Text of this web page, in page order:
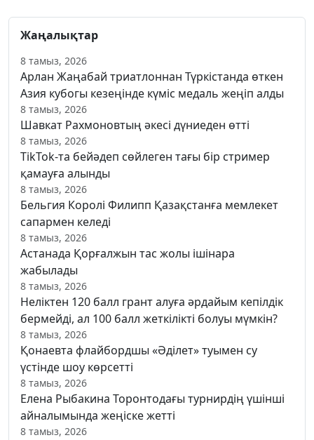
Жаңалықтар
8 тамыз, 2026
Арлан Жаңабай триатлоннан Түркістанда өткен
Азия кубогы кезеңінде күміс медаль жеңіп алды
8 тамыз, 2026
Шавкат Рахмоновтың әкесі дүниеден өтті
8 тамыз, 2026
TikTok-та бейәдеп сөйлеген тағы бір стример
қамауға алынды
8 тамыз, 2026
Бельгия Королі Филипп Қазақстанға мемлекет
сапармен келеді
8 тамыз, 2026
Астанада Қорғалжын тас жолы ішінара
жабылады
8 тамыз, 2026
Неліктен 120 балл грант алуға әрдайым кепілдік
бермейді, ал 100 балл жеткілікті болуы мүмкін?
8 тамыз, 2026
Қонаевта флайбордшы «Әділет» туымен су
үстінде шоу көрсетті
8 тамыз, 2026
Елена Рыбакина Торонтодағы турнирдің үшінші
айналымында жеңіске жетті
8 тамыз, 2026